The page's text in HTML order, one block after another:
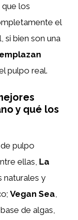
que los
el
si bien son una
pulpo real.
y qué los
pulpo
ellas, La
naturales y
Vegan Sea,
de algas,